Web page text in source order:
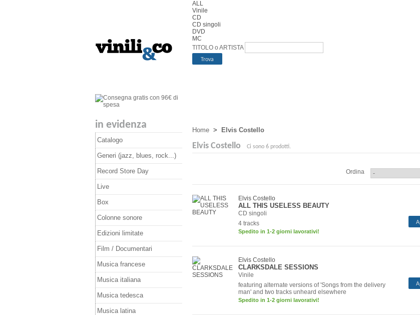
ALL
Vinile
CD
CD singoli
DVD
MC
TITOLO o ARTISTA
in evidenza
Catalogo
Generi (jazz, blues, rock...)
Record Store Day
Live
Box
Colonne sonore
Edizioni limitate
Film / Documentari
Musica francese
Musica italiana
Musica tedesca
Musica latina
Home > Elvis Costello
Elvis Costello Ci sono 6 prodotti.
Ordina
Elvis Costello
ALL THIS USELESS BEAUTY
CD singoli
4 tracks
Spedito in 1-2 giorni lavorativi!
Elvis Costello
CLARKSDALE SESSIONS
Vinile
featuring alternate versions of 'Songs from the delivery
man' and two tracks unheard elsewhere
Spedito in 1-2 giorni lavorativi!